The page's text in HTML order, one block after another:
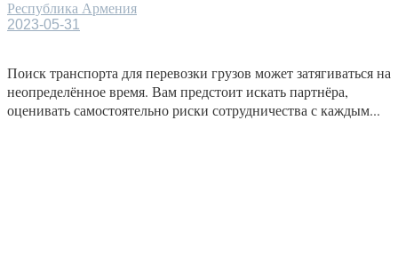
Республика Армения
2023-05-31
Поиск транспорта для перевозки грузов может затягиваться на
неопределённое время. Вам предстоит искать партнёра,
оценивать самостоятельно риски сотрудничества с каждым...